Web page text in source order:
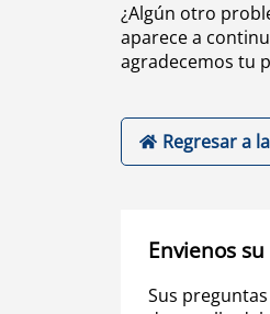
¿Algún otro
aparece a
agradecemos tu
Regresar a
Envienos
Sus